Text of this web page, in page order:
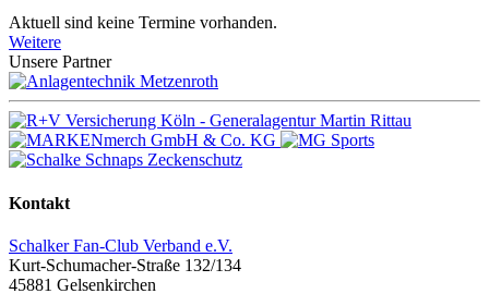
Aktuell sind keine Termine vorhanden.
Weitere
Unsere Partner
Kontakt
Schalker Fan-Club Verband e.V.
Kurt-Schumacher-Straße 132/134
45881 Gelsenkirchen